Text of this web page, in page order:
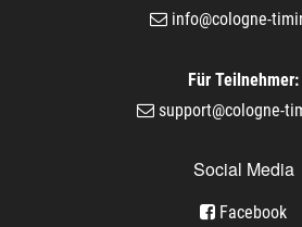
info@cologne-
Für Teilnehmer:
support@cologne-
Social Media
Facebook